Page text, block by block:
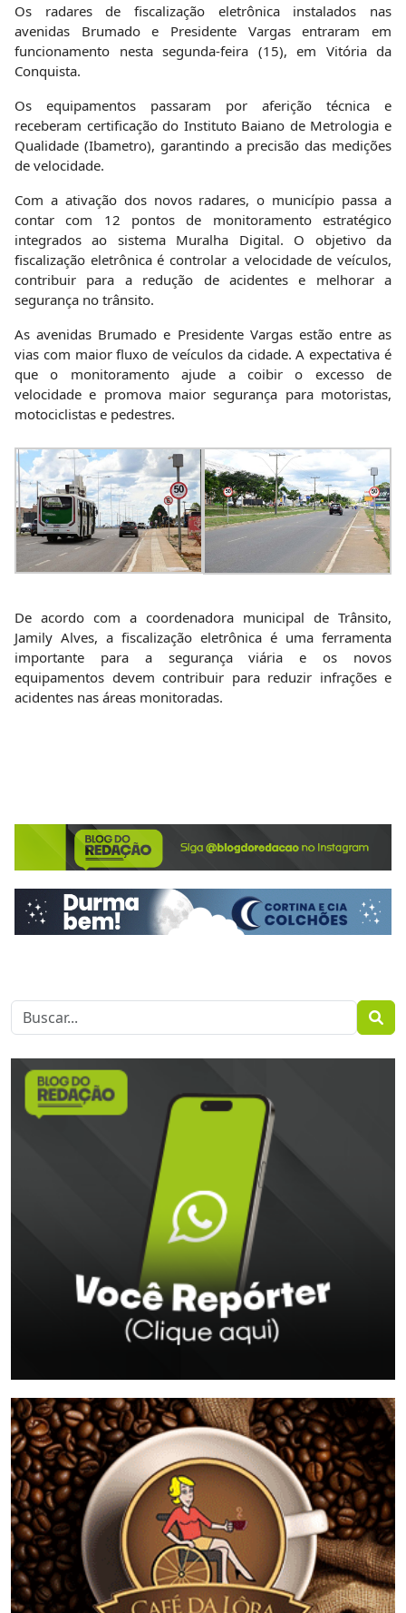
Os radares de fiscalização eletrônica instalados nas
avenidas Brumado e Presidente Vargas entraram em
funcionamento nesta segunda-feira (15), em Vitória da
Conquista.
Os equipamentos passaram por aferição técnica e
receberam certificação do Instituto Baiano de Metrologia e
Qualidade (Ibametro), garantindo a precisão das medições
de velocidade.
Com a ativação dos novos radares, o município passa a
contar com 12 pontos de monitoramento estratégico
integrados ao sistema Muralha Digital. O objetivo da
fiscalização eletrônica é controlar a velocidade de veículos,
contribuir para a redução de acidentes e melhorar a
segurança no trânsito.
As avenidas Brumado e Presidente Vargas estão entre as
vias com maior fluxo de veículos da cidade. A expectativa é
que o monitoramento ajude a coibir o excesso de
velocidade e promova maior segurança para motoristas,
motociclistas e pedestres.
De acordo com a coordenadora municipal de Trânsito,
Jamily Alves, a fiscalização eletrônica é uma ferramenta
importante para a segurança viária e os novos
equipamentos devem contribuir para reduzir infrações e
acidentes nas áreas monitoradas.